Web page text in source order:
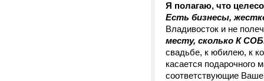
Я полагаю, что
Есть бизнесы,
Владивосток и не
месту, сколько К
свадьбе, к юбилею, к
касается подарочного
соответствующие